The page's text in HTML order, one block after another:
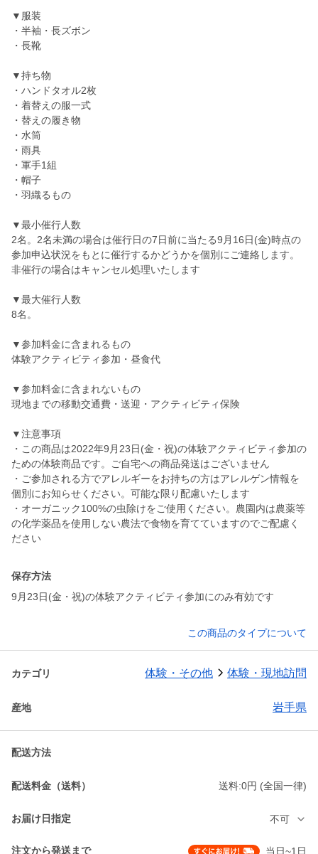
▼服装
・半袖・長ズボン
・長靴
▼持ち物
・ハンドタオル2枚
・着替えの服一式
・替えの履き物
・水筒
・雨具
・軍手1組
・帽子
・羽織るもの
▼最小催行人数
2名。2名未満の場合は催行日の7日前に当たる9月16日(金)時点の
参加申込状況をもとに催行するかどうかを個別にご連絡します。
非催行の場合はキャンセル処理いたします
▼最大催行人数
8名。
▼参加料金に含まれるもの
体験アクティビティ参加・昼食代
▼参加料金に含まれないもの
現地までの移動交通費・送迎・アクティビティ保険
▼注意事項
・この商品は2022年9月23日(金・祝)の体験アクティビティ参加の
ための体験商品です。ご自宅への商品発送はございません
・ご参加される方でアレルギーをお持ちの方はアレルゲン情報を
個別にお知らせください。可能な限り配慮いたします
・オーガニック100%の虫除けをご使用ください。農園内は農薬等
の化学薬品を使用しない農法で食物を育てていますのでご配慮く
ださい
保存方法
9月23日(金・祝)の体験アクティビティ参加にのみ有効です
この商品のタイプについて
カテゴリ 体験・その他 体験・現地訪問
産地 岩手県
配送方法
配送料金（送料） 送料:0円 (全国一律)
お届け日指定 不可
注文から発送まで 当日~1日